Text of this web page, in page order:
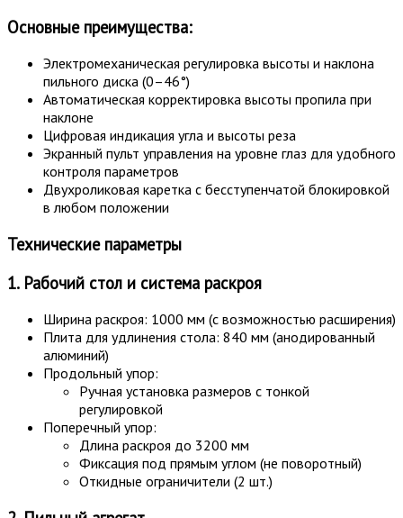
Основные преимущества:
Электромеханическая регулировка высоты и наклона
пильного диска (0–46°)
Автоматическая корректировка высоты пропила при
наклоне
Цифровая индикация угла и высоты реза
Экранный пульт управления на уровне глаз для удобного
контроля параметров
Двухроликовая каретка с бесступенчатой блокировкой
в любом положении
Технические параметры
1. Рабочий стол и система раскроя
Ширина раскроя: 1000 мм (с возможностью расширения)
Плита для удлинения стола: 840 мм (анодированный
алюминий)
Продольный упор:
Ручная установка размеров с тонкой
регулировкой
Поперечный упор:
Длина раскроя до 3200 мм
Фиксация под прямым углом (не поворотный)
Откидные ограничители (2 шт.)